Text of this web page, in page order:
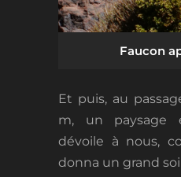
Faucon
Et puis, au
m, un paysage
dévoile à nous,
donna un grand